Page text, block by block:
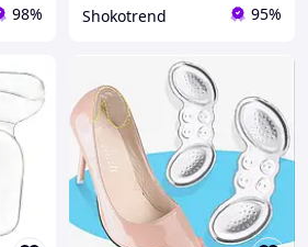
98% Shokotrend 95%